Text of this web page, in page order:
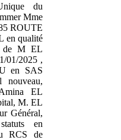
du
Mme
ROUTE
en qualité
de M EL
01/2025 ,
en SAS
nouveau,
EL
M. EL
Général,
en
RCS de